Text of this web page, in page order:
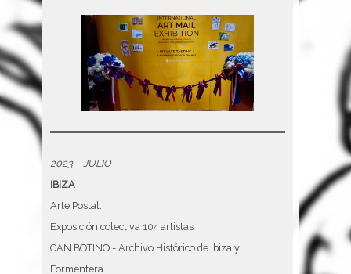
2023 – JULIO
IBIZA
Arte Postal.
Exposición colectiva 104 artistas
CAN BOTINO - Archivo Histórico de Ibiza y
Formentera